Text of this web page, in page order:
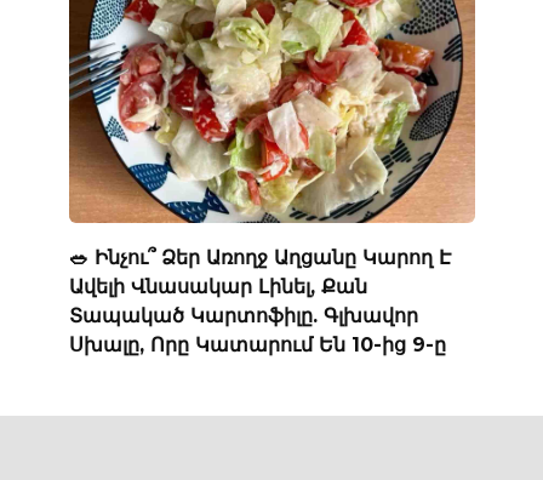
🥗 Ինչու՞ Ձեր Առողջ Աղցանը Կարող Է
Ավելի Վնասակար Լինել, Քան
Տապակած Կարտոֆիլը. Գլխավոր
Սխալը, Որը Կատարում Են 10-ից 9-ը